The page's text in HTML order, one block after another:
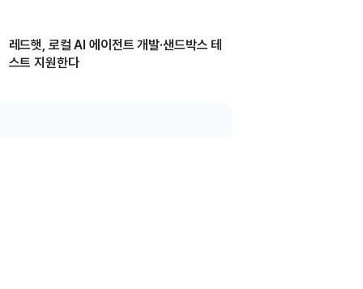
레드햇, 로컬 AI 에이전트 개발·샌드박스 테
스트 지원한다